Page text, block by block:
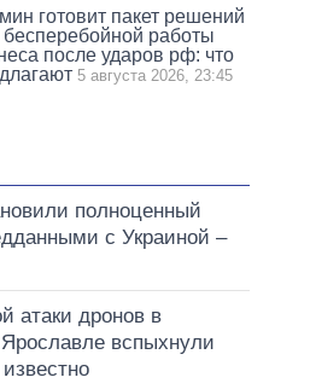
готовит пакет решений
бесперебойной работы
после ударов рф: что
5 августа 2026, 23:45
полноценный
с Украиной –
атаки дронов в
вспыхнули